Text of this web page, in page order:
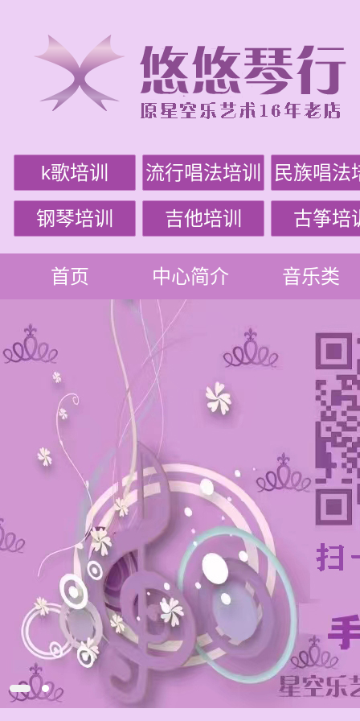
k歌培训 流行唱法培训 民族唱法
钢琴培训 吉他培训 古筝培
首页 中心简介 音乐类